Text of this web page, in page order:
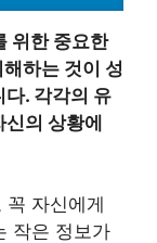
위한 중요한
하는 것이 성
다. 각각의 유
신의 상황에
자신에게
작은 정보가